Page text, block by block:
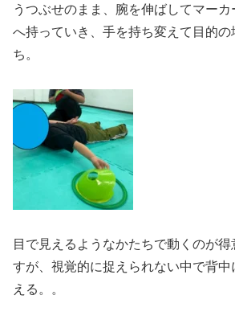
うつぶせのまま、腕を伸ばしてマー
へ持っていき、手を持ち変えて目的の
ち。
目で見えるようなかたちで動くのが
すが、視覚的に捉えられない中で背
える。。